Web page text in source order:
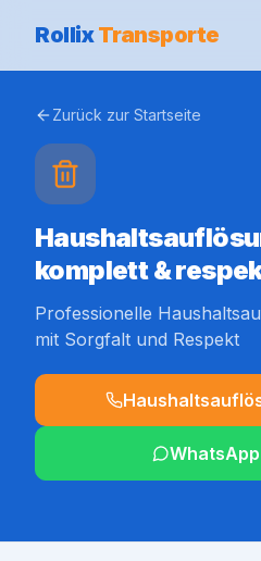
Rollix Transporte
Zurück zur Startseite
komplett &
Professionelle
mit Sorgfalt und Respekt